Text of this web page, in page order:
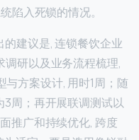
陷入死锁的情况。
建议是, 连锁餐饮企业
调研以及业务流程梳理,
方案设计, 用时1周；随
3周；再开展联调测试以
推广和持续优化, 跨度